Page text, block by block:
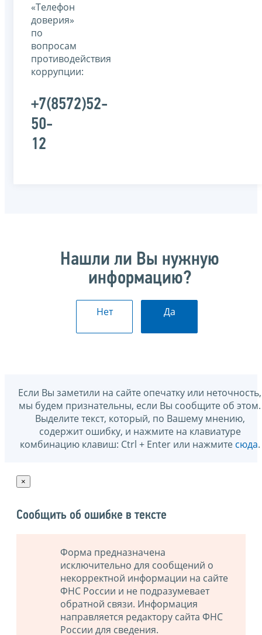
«Телефон
доверия»
по
вопросам
противодействия
коррупции:
+7(8572)52-
50-
12
Нашли ли Вы нужную
информацию?
Нет Да
Если Вы заметили на сайте опечатку или неточность,
мы будем признательны, если Вы сообщите об этом.
Выделите текст, который, по Вашему мнению,
содержит ошибку, и нажмите на клавиатуре
комбинацию клавиш: Ctrl + Enter или нажмите сюда.
×
Сообщить об ошибке в тексте
Форма предназначена
исключительно для сообщений о
некорректной информации на сайте
ФНС России и не подразумевает
обратной связи. Информация
направляется редактору сайта ФНС
России для сведения.